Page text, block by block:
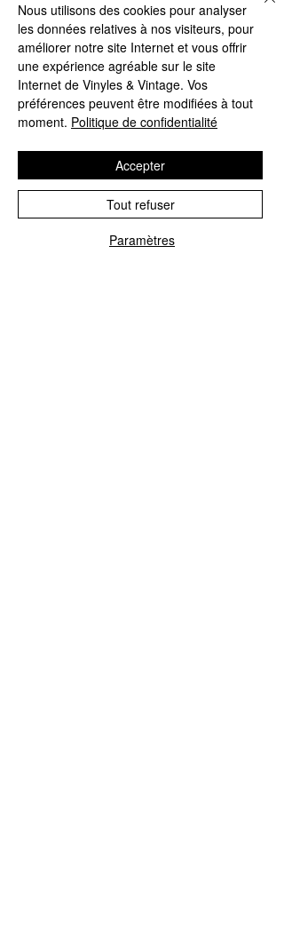
4
6
A
5
Pourquoi Mon Pere ( Warum Mein
Vater)
4:13
B1La Petite Valse
B
2
J'Ecris
B
3
Aurelie, New York City
9
4
6
Les Animaux Musiciens
Nous utilisons des cookies pour analyser
les données relatives à nos visiteurs, pour
améliorer notre site Internet et vous offrir
une expérience agréable sur le site
Internet de Vinyles & Vintage. Vos
préférences peuvent être modifiées à tout
moment. Politique de confidentialité
Paramètres
Tout refuser
Accepter